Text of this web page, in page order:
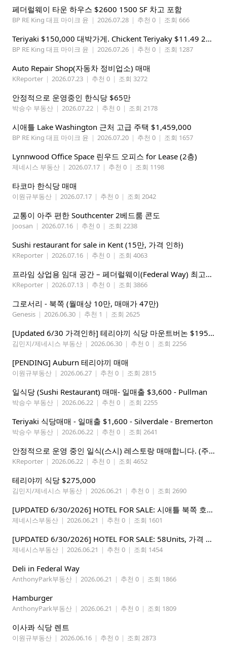
페더럴웨이 타운 하우스 $2600 1500 SF 차고 포함
BP RE King 대표 마이크 윤 | 2026.07.28 | 추천 0 | 조회 666
Teriyaki $150,000 대박가게. Chickent Teriyaky $11.49 25 Min from Lynnwood
BP RE King 대표 마이크 윤 | 2026.07.26 | 추천 0 | 조회 1287
Auto Repair Shop(자동차 정비업소) 매매
KReporter | 2026.07.23 | 추천 0 | 조회 3272
안정적으로 운영중인 한식당 $65만
박승수 부동산 | 2026.07.22 | 추천 0 | 조회 2178
시애틀 Lake Washington 근처 고급 주택 $1,459,000
BP RE King 대표 마이크 윤 | 2026.07.20 | 추천 0 | 조회 1657
Lynnwood Office Space 린우드 오피스 for Lease (2층)
제네시스 부동산 | 2026.07.17 | 추천 0 | 조회 1198
타코마 한식당 매매
이원규부동산 | 2026.07.17 | 추천 0 | 조회 2042
교통이 아주 편한 Southcenter 2베드룸 콘도
Joosan | 2026.07.16 | 추천 0 | 조회 2238
Sushi restaurant for sale in Kent (15만, 가격 인하)
KReporter | 2026.07.16 | 추천 0 | 조회 4063
프라임 상업용 임대 공간 – 페더럴웨이(Federal Way) 최고의 가시성 입지
KReporter | 2026.07.13 | 추천 0 | 조회 3866
그로서리 - 북쪽 (월매상 10만, 매매가 47만)
Genesis | 2026.06.30 | 추천 1 | 조회 2625
[Updated 6/30 가격인하] 테리야끼 식당 마운트버논 $195,000
김민지/제네시스 부동산 | 2026.06.30 | 추천 0 | 조회 2256
[PENDING] Auburn 테리야끼 매매
이원규부동산 | 2026.06.27 | 추천 0 | 조회 2815
일식당 (Sushi Restaurant) 매매- 일매출 $3,600 - Pullman
박승수 부동산 | 2026.06.22 | 추천 0 | 조회 2255
Teriyaki 식당매매 - 일매출 $1,600 - Silverdale - Bremerton
박승수 부동산 | 2026.06.22 | 추천 0 | 조회 2641
안정적으로 운영 중인 일식(스시) 레스토랑 매매합니다. (주인없는 가게)
KReporter | 2026.06.22 | 추천 0 | 조회 4652
테리야끼 식당 $275,000
김민지/제네시스 부동산 | 2026.06.21 | 추천 0 | 조회 2690
[UPDATED 6/30/2026] HOTEL FOR SALE: 시애틀 북쪽 호텔 – 연매상 200만불, 순수입 80만불, 핵심 입지
제네시스부동산 | 2026.06.21 | 추천 0 | 조회 1601
[UPDATED 6/30/2026] HOTEL FOR SALE: 58Units, 가격 295만불, 연매상 135만불
제네시스부동산 | 2026.06.21 | 추천 0 | 조회 1454
Deli in Federal Way
AnthonyPark부동산 | 2026.06.21 | 추천 0 | 조회 1866
Hamburger
AnthonyPark부동산 | 2026.06.21 | 추천 0 | 조회 1809
이사콰 식당 렌트
이원규부동산 | 2026.06.16 | 추천 0 | 조회 2873